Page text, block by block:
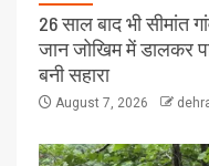
26 साल बाद भी सीमांत
जान जोखिम में डालकर
बनी सहारा
August 7, 2026